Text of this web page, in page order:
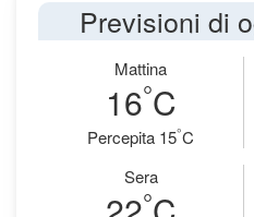
Previsioni di
Mattina
16°C
Percepita 15°C
Sera
°